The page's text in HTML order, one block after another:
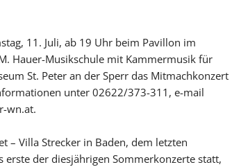
11. Juli, ab 19 Uhr beim Pavillon im
Hauer-Musikschule mit Kammermusik für
St. Peter an der Sperr das Mitmachkonzert
unter 02622/373-311, e-mail
wn.at.
– Villa Strecker in Baden, dem letzten
der diesjährigen Sommerkonzerte statt,